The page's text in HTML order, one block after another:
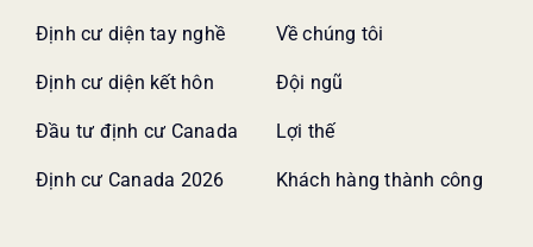
Định cư diện tay nghề
Định cư diện kết hôn
Đầu tư định cư Canada
Định cư Canada 2026
Về chúng tôi
Đội ngũ
Lợi thế
Khách hàng thành công